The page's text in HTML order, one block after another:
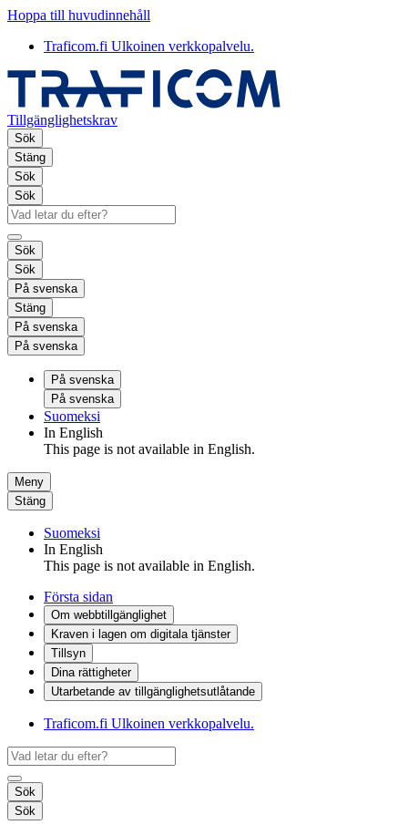
Hoppa till huvudinnehåll
Traficom.fi Ulkoinen verkkopalvelu.
Tillgänglighetskrav
Sök
Stäng
Sök
Sök
Sök
Sök
På svenska
Stäng
På svenska
På svenska
På svenska
På svenska
Suomeksi
In English
This page is not available in English.
Meny
Stäng
Suomeksi
In English
This page is not available in English.
Första sidan
Om webbtillgänglighet
Kraven i lagen om digitala tjänster
Tillsyn
Dina rättigheter
Utarbetande av tillgänglighets­utlåtande
Traficom.fi Ulkoinen verkkopalvelu.
Sök
Sök